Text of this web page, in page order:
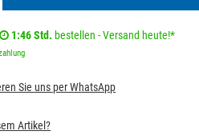
1:46 Std. bestellen - Versand heute!*
Sie uns per WhatsApp
Artikel?